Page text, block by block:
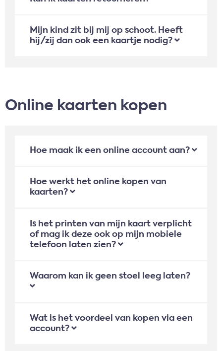
Mijn kind zit bij mij op schoot. Heeft
hij/zij dan ook een kaartje nodig?
Online kaarten kopen
Hoe maak ik een online account aan?
Hoe werkt het online kopen van
kaarten?
Is het printen van mijn kaart verplicht
of mag ik deze ook op mijn mobiele
telefoon laten zien?
Waarom kan ik geen stoel leeg laten?
Wat is het voordeel van kopen via een
account?